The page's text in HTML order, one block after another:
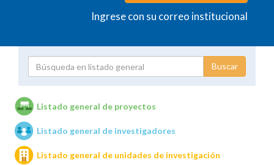
Ingrese con su correo institucional
Unidades de investigación
Listado general de proyectos
Listado general de investigadores
Listado general de unidades de investigación